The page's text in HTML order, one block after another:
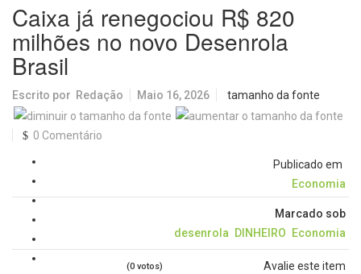
Caixa já renegociou R$ 820
milhões no novo Desenrola
Brasil
Escrito por Redação Maio 16, 2026 tamanho da fonte
0 Comentário
Publicado em
Economia
Marcado sob
desenrola DINHEIRO Economia
Avalie este item
(0 votos)